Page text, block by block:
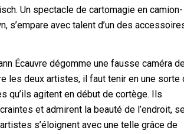
Un spectacle de cartomagie en camion-
s’empare avec talent d’un des
Écauvre dégomme une fausse caméra
les deux artistes, il faut tenir en une sorte
qu’ils agitent en début de cortège. Ils
et admirent la beauté de l’endroit,
s’éloignent avec une telle grâce de